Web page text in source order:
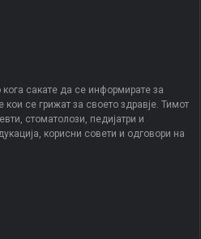
сакате да се информирате за
се грижат за своето здравје. Тимот
стоматолози, педијатри и
корисни совети и одговори на